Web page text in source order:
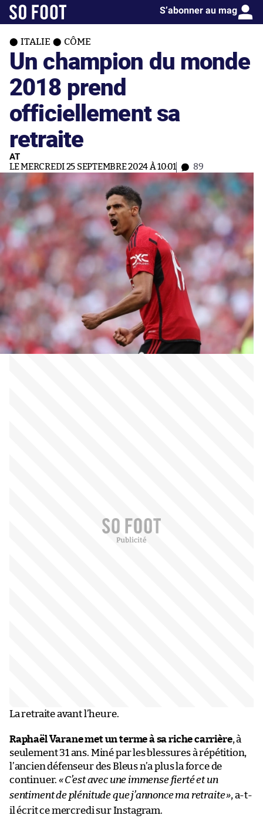
S’abonner au mag
ITALIE CÔME
Un champion du monde
2018 prend
officiellement sa
retraite
AT
LE MERCREDI 25 SEPTEMBRE 2024 À 10:01 89
La retraite avant l’heure.
Raphaël Varane met un terme à sa riche carrière, à
seulement 31 ans. Miné par les blessures à répétition,
l’ancien défenseur des Bleus n’a plus la force de
continuer.«C’est avec une immense fierté et un
sentiment de plénitude que j’annonce ma retraite», a-t-
il écrit ce mercredi sur Instagram.